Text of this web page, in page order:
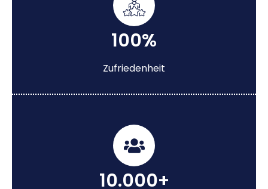
100%
Zufriedenheit
10.000+